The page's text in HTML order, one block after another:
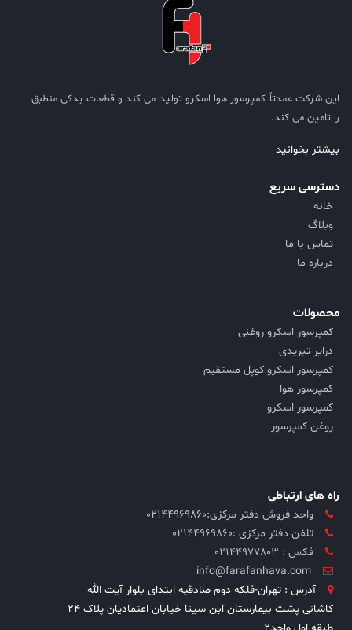
این شرکت عمدتاً کمپرسور هوا اسکرو تولید می کند و قطعات یدکی منطبق
را تامین می کند.
بیشتر بخوانید
دسترسی سریع
خانه
وبلاگ
تماس با ما
درباره ما
محصولات
کمپرسور اسکرو روغنی
درایر تبریدی
کمپرسور اسکرو کوپل مستقیم
کمپرسور هوا
کمپرسور اسکرو
روغن کمپرسور
راه های ارتباطی
واحد فروش دفتر مرکزی:۰۲۱۴۴۹۶۹۸۶۰
تلفن دفتر مرکزی :02144969860
فکس : 02144977803
info@farafanhava.com
آدرس : تهران-فلکه دوم صادقیه ابتدای بلوار آیت الله
کاشانی پشت بیمارستان ابن سینا خیابان اعتمادیان پلاک ۲۴